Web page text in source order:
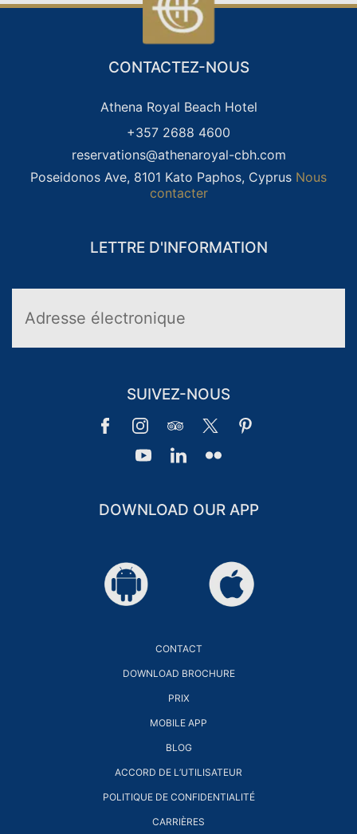
VACANCES POUR ADULTES
VACANCES LUNE DE MIEL
CLUB DE FIDÉLITÉ DES INVITÉS
CONNEXION
CONTACTEZ-NOUS
Αthena Royal Beach Hotel
+357 2688 4600
reservations@athenaroyal-cbh.com
Poseidonos Ave, 8101 Kato Paphos, Cyprus Nous
contacter
LETTRE D'INFORMATION
SUIVEZ-NOUS
DOWNLOAD OUR APP
CONTACT
DOWNLOAD BROCHURE
PRIX
MOBILE APP
BLOG
ACCORD DE L’UTILISATEUR
POLITIQUE DE CONFIDENTIALITÉ
CARRIÈRES
-Aucun dépôt requis
-Paiement à l’arrivée
– Assistance complète de notre équipe de